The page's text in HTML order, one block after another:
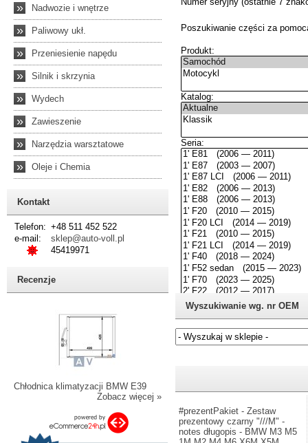
» Nadwozie i wnętrze
» Paliwowy ukł.
» Przeniesienie napędu
» Silnik i skrzynia
» Wydech
» Zawieszenie
» Narzędzia warsztatowe
» Oleje i Chemia
Kontakt
Telefon: +48 511 452 522
e-mail:
sklep@auto-voll.pl
45419971
Recenzje
Chłodnica klimatyzacji BMW E39
Zobacz więcej »
Wyszukiwanie wg. nr OEM
#prezentPakiet - Zestaw
prezentowy czarny "///M" -
notes długopis - BMW M3 M5